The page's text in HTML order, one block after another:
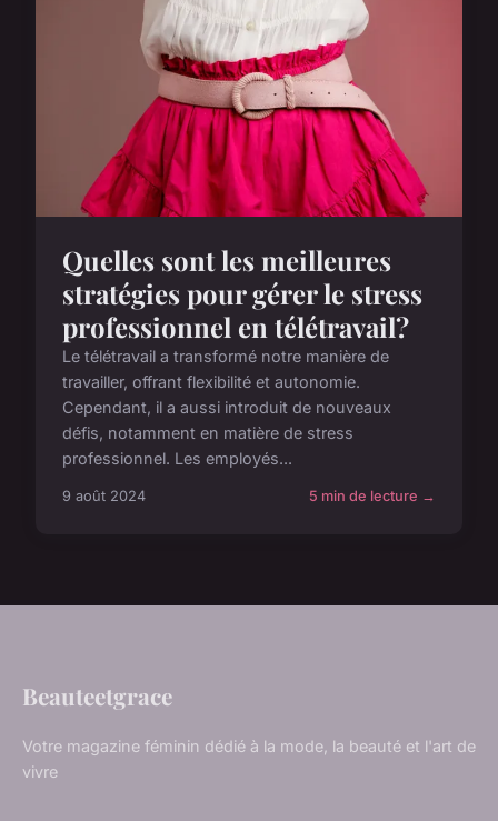
Quelles sont les meilleures
stratégies pour gérer le stress
professionnel en télétravail?
Le télétravail a transformé notre manière de
travailler, offrant flexibilité et autonomie.
Cependant, il a aussi introduit de nouveaux
défis, notamment en matière de stress
professionnel. Les employés...
9 août 2024 5 min de lecture →
Beauteetgrace
Votre magazine féminin dédié à la mode, la beauté et l'art de
vivre